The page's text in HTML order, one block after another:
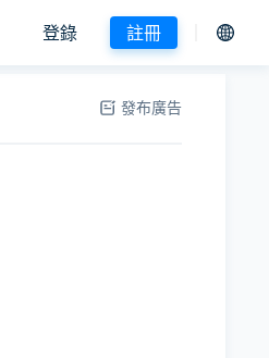
登錄 註冊
發布廣告